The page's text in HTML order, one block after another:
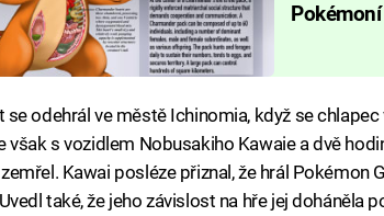
se odehrál ve městě Ichinomia, když se
však s vozidlem Nobusakiho Kawaie a dvě
Kawai posléze přiznal, že hrál Pokémon
také, že jeho závislost na hře jej doháněla